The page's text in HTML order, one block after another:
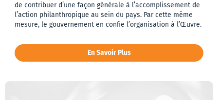
Mes
Mes
activités
de contribuer d’une façon générale à l’accomplissement de
l’action philanthropique au sein du pays. Par cette même
mesure, le gouvernement en confie l’organisation à l’Œuvre.
En Savoir Plus